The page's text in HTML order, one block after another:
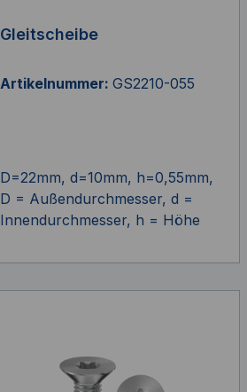
Gleitscheibe
Artikelnummer: GS2210-055
D=22mm, d=10mm, h=0,55mm,
D = Außendurchmesser, d =
Innendurchmesser, h = Höhe